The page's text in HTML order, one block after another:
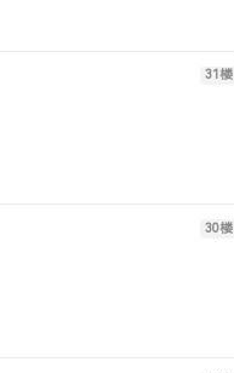
31楼
30楼